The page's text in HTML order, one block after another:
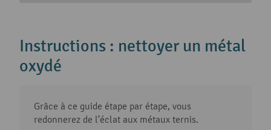
Instructions : nettoyer un métal
oxydé
Grâce à ce guide étape par étape, vous
redonnerez de l’éclat aux métaux ternis.